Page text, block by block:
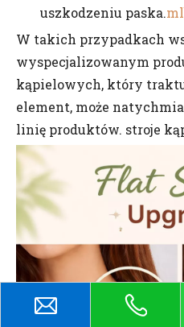
uszkodzeniu paska.
W takich przypadkach
wyspecjalizowanym
kąpielowych, który
element, może
linię produktów. stroje